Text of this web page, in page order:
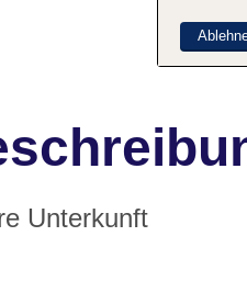
Unterkunft